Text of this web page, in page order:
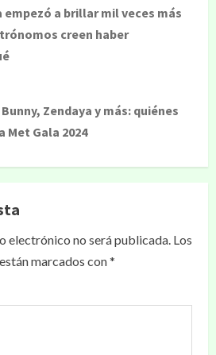
empezó a brillar mil veces más
creen haber
Zendaya y más: quiénes
Met Gala 2024
electrónico no será publicada. Los
marcados con*